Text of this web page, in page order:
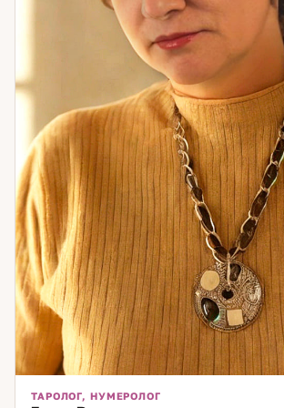
ТАРОЛОГ, НУМЕРОЛОГ